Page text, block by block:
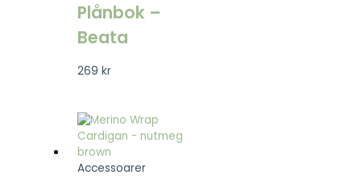
Plånbok –
Beata
269kr
Accessoarer